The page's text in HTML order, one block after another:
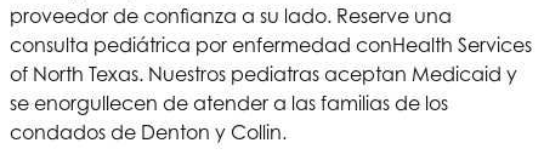
proveedor de confianza a su lado. Reserve una
consulta pediátrica por enfermedad conHealth Services
of North Texas. Nuestros pediatras aceptan Medicaid y
se enorgullecen de atender a las familias de los
condados de Denton y Collin.